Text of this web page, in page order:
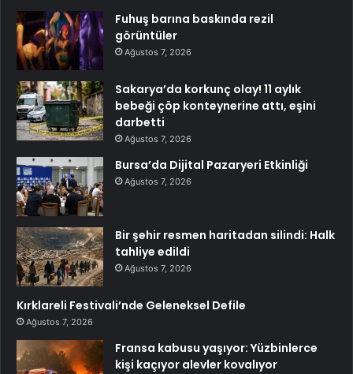
Fuhuş barına baskında rezil
görüntüler
Ağustos 7, 2026
Sakarya’da korkunç olay! 11 aylık
bebeği çöp konteynerine attı, eşini
darbetti
Ağustos 7, 2026
Bursa’da Dijital Pazaryeri Etkinliği
Ağustos 7, 2026
Bir şehir resmen haritadan silindi: Halk
tahliye edildi
Ağustos 7, 2026
Kırklareli Festivali’nde Geleneksel Defile
Ağustos 7, 2026
Fransa kabusu yaşıyor: Yüzbinlerce
kişi kaçıyor alevler kovalıyor